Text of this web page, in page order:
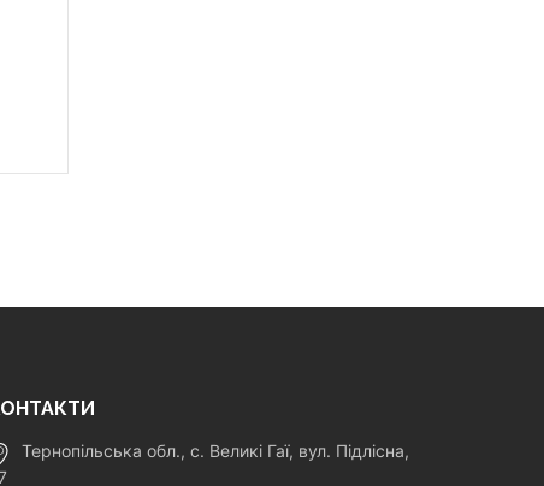
Тернопільська обл., с. Великі Гаї, вул. Підлісна,